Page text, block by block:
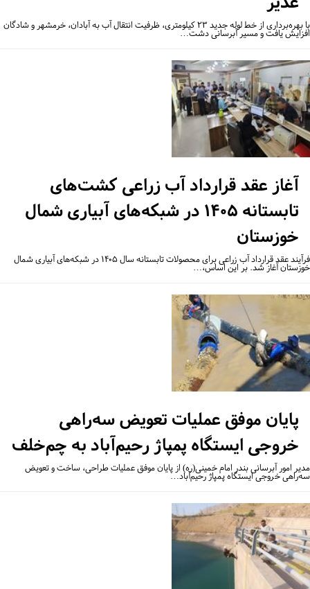
با بهره‌برداری از خط لوله جدید ۲۳ کیلومتری، ظرفیت انتقال آب به آبادان، خرمشهر و شادگان
یافت و مسیر آبرسانی دشت…
آغاز عقد قرارداد آب زراعی کشت‌های
تابستانه ۱۴۰۵ در شبکه‌های آبیاری شمال
خوزستان
فرآیند عقد قرارداد آب زراعی برای محصولات تابستانه سال ۱۴۰۵ در شبکه‌های آبیاری شمال
آغاز شد. بر این اساس،…
پایان موفق عملیات تعویض سه‌راهی
خروجی ایستگاه پمپاژ رحیم‌آباد به چم‌خلف
امور آبرسانی بندر امام خمینی(ره) از پایان موفق عملیات طراحی، ساخت و تعویض
خروجی ایستگاه پمپاژ رحیم‌آباد…